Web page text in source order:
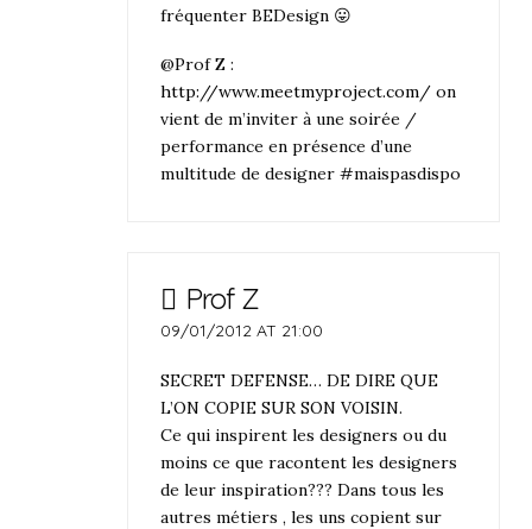
fréquenter BEDesign 😛
@Prof Z :
http://www.meetmyproject.com/ on
vient de m’inviter à une soirée /
performance en présence d’une
multitude de designer #maispasdispo
Prof Z
09/01/2012 AT 21:00
SECRET DEFENSE… DE DIRE QUE
L’ON COPIE SUR SON VOISIN.
Ce qui inspirent les designers ou du
moins ce que racontent les designers
de leur inspiration??? Dans tous les
autres métiers , les uns copient sur